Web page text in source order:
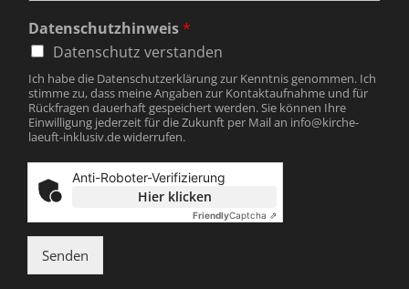
Datenschutzhinweis*
Datenschutz verstanden
Ich habe die Datenschutzerklärung zur Kenntnis genommen. Ich
stimme zu, dass meine Angaben zur Kontaktaufnahme und für
Rückfragen dauerhaft gespeichert werden. Sie können Ihre
Einwilligung jederzeit für die Zukunft per Mail an info@kirche-
laeuft-inklusiv.de widerrufen.
Anti-Roboter-Verifizierung
Hier klicken
FriendlyCaptcha ⇗
Senden